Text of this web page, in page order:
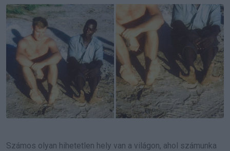
Email
Számos olyan hihetetlen hely van a világon, ahol számunka